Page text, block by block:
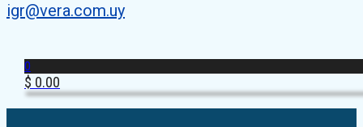
igr@vera.com.uy
0
$ 0.00